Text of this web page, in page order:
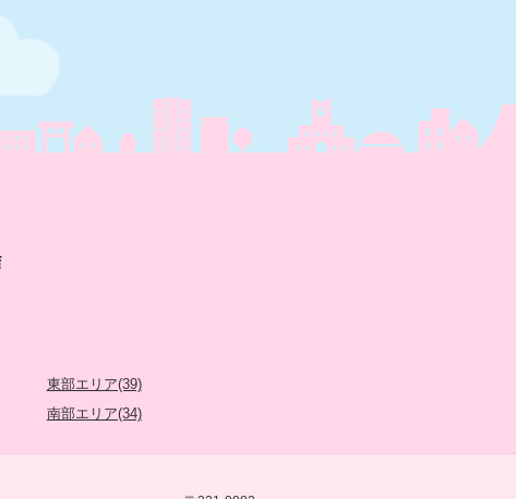
東部エリア(39)
南部エリア(34)